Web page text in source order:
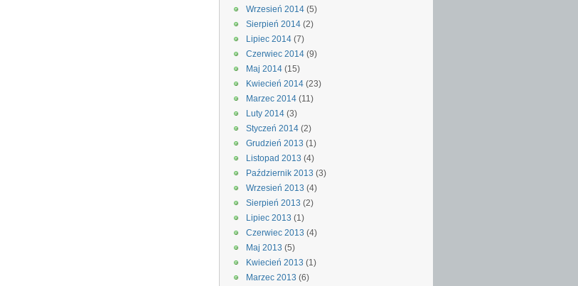
Wrzesień 2014 (5)
Sierpień 2014 (2)
Lipiec 2014 (7)
Czerwiec 2014 (9)
Maj 2014 (15)
Kwiecień 2014 (23)
Marzec 2014 (11)
Luty 2014 (3)
Styczeń 2014 (2)
Grudzień 2013 (1)
Listopad 2013 (4)
Październik 2013 (3)
Wrzesień 2013 (4)
Sierpień 2013 (2)
Lipiec 2013 (1)
Czerwiec 2013 (4)
Maj 2013 (5)
Kwiecień 2013 (1)
Marzec 2013 (6)